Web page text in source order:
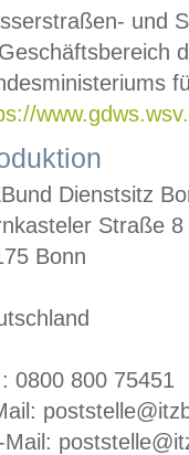
und
Dienstsitz
Straße 8
Bonn
0800 800 75451
Mail: